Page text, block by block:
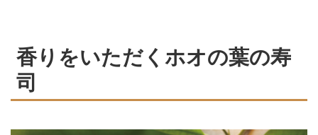
香りをいただくホオの葉の寿
司